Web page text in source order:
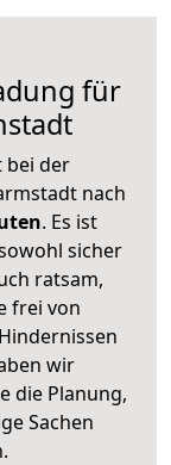
für
bei der
nach
. Es ist
sicher
ratsam,
frei von
wir
die Planung,
Sachen